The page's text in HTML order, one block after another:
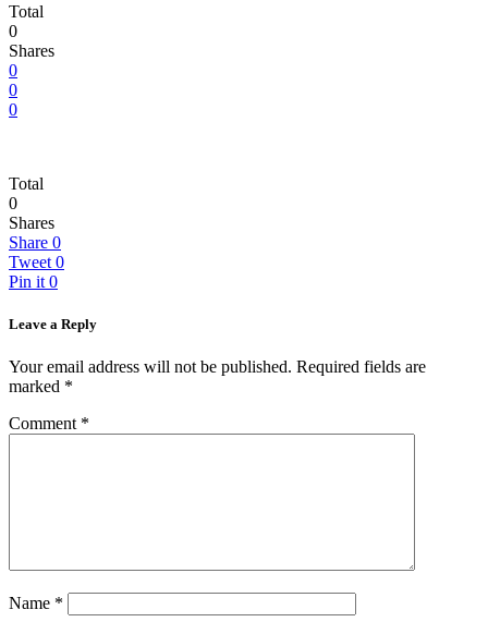
Total
0
Shares
0
0
0
Total
0
Shares
Share 0
Tweet 0
Pin it 0
Leave a Reply
Your email address will not be published. Required fields are
marked *
Comment *
Name *